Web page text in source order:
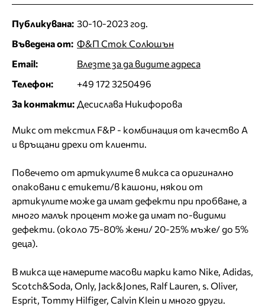
Публикувана: 30-10-2023 год.
Въведена от: Ф&П Сток Солюшън
Email:
Влезте за да видите адреса
Телефон:
+49 172 3250496
За контакти: Десислава Никифорова
Микс от текстил F&P - комбинация от качество А
и връщани дрехи от клиенти.
Повечето от артикулите в микса са оригинално
опаковани с етикети/в кашони, някои от
артикулите може да имат дефекти при пробване, а
много малък процент може да имат по-видими
дефекти. (около 75-80% жени/ 20-25% мъже/ до 5%
деца).
В микса ще намерите масови марки като Nike, Adidas,
Scotch&Soda, Only, Jack&Jones, Ralf Lauren, s. Oliver,
Esprit, Tommy Hilfiger, Calvin Klein и много други.